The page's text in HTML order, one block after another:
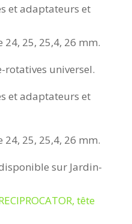
et adaptateurs et
25, 25,4, 26 mm.
rotatives universel.
et adaptateurs et
25, 25,4, 26 mm.
sur Jardin-
tête